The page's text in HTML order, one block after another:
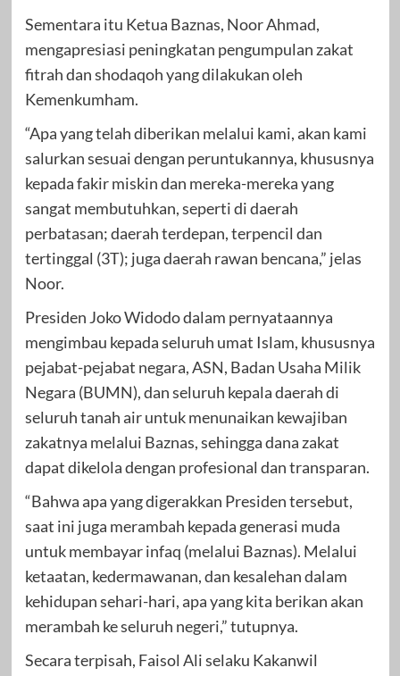
Sementara itu Ketua Baznas, Noor Ahmad,
mengapresiasi peningkatan pengumpulan zakat
fitrah dan shodaqoh yang dilakukan oleh
Kemenkumham.
“Apa yang telah diberikan melalui kami, akan kami
salurkan sesuai dengan peruntukannya, khususnya
kepada fakir miskin dan mereka-mereka yang
sangat membutuhkan, seperti di daerah
perbatasan; daerah terdepan, terpencil dan
tertinggal (3T); juga daerah rawan bencana,” jelas
Noor.
Presiden Joko Widodo dalam pernyataannya
mengimbau kepada seluruh umat Islam, khususnya
pejabat-pejabat negara, ASN, Badan Usaha Milik
Negara (BUMN), dan seluruh kepala daerah di
seluruh tanah air untuk menunaikan kewajiban
zakatnya melalui Baznas, sehingga dana zakat
dapat dikelola dengan profesional dan transparan.
“Bahwa apa yang digerakkan Presiden tersebut,
saat ini juga merambah kepada generasi muda
untuk membayar infaq (melalui Baznas). Melalui
ketaatan, kedermawanan, dan kesalehan dalam
kehidupan sehari-hari, apa yang kita berikan akan
merambah ke seluruh negeri,” tutupnya.
Secara terpisah, Faisol Ali selaku Kakanwil